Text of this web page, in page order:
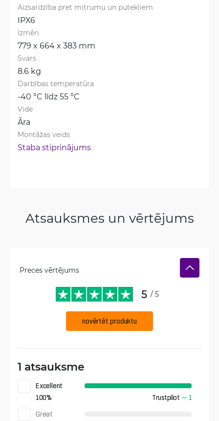
Aizsardzība pret mitrumu un putekļiem
IPX6
Izmēri
779 x 664 x 383 mm
Svars
8.6 kg
Darbības temperatūra
-40 °C līdz 55 °C
Vide
Āra
Montāžas veids
Staba stiprinājums
Atsauksmes un vērtējums
Preces vērtējums
5 / 5
novērtēt produktu
1 atsauksme
Excellent
100% Trustpilot — 1
Great